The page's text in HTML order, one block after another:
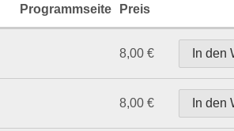
Programmseite Preis
8,00 €
8,00 €